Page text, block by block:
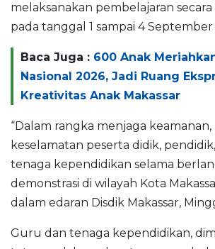
melaksanakan pembelajaran
pada tanggal 1 sampai 4 September
Baca Juga : 600 Anak
Nasional 2026, Jadi Ruang
Kreativitas Anak Makassar
“Dalam rangka menjaga
keselamatan peserta didik,
tenaga kependidikan selama
demonstrasi di wilayah Kota
dalam edaran Disdik Makassar,
Guru dan tenaga kependidikan,